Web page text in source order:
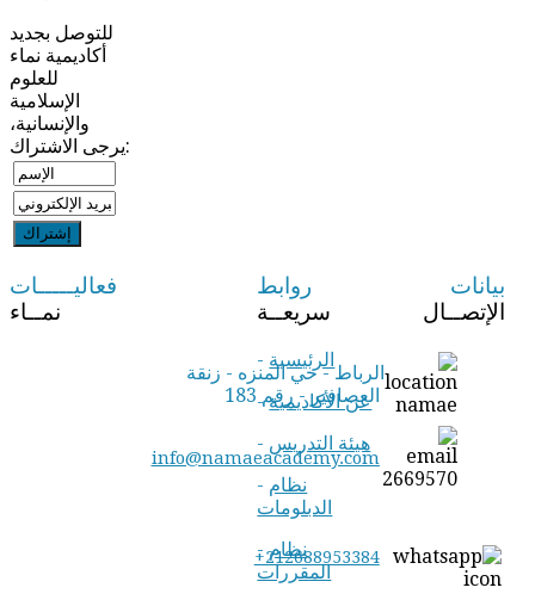
للتوصل بجديد
أكاديمية نماء
للعلوم
الإسلامية
والإنسانية،
يرجى الاشتراك:
بيانات
الإتصــال
الرباط - حي المنزه - زنقة
info@namaeacademy.com
+212688953384
روابط
سريعــة
- الرئيسية
-عن الأكاديمية
- هيئة التدريس
- نظام
الدبلومات
-نظام
المقررات
فعاليـــــات
نمــاء